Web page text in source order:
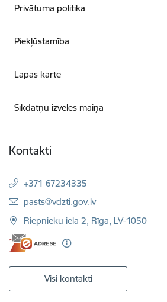
Privātuma politika
Piekļūstamība
Lapas karte
Sīkdatņu izvēles maiņa
Kontakti
+371 67234335
E-pasts:
pasts@vdzti.gov.lv
Riepnieku iela 2, Rīga, LV-1050
Visi kontakti